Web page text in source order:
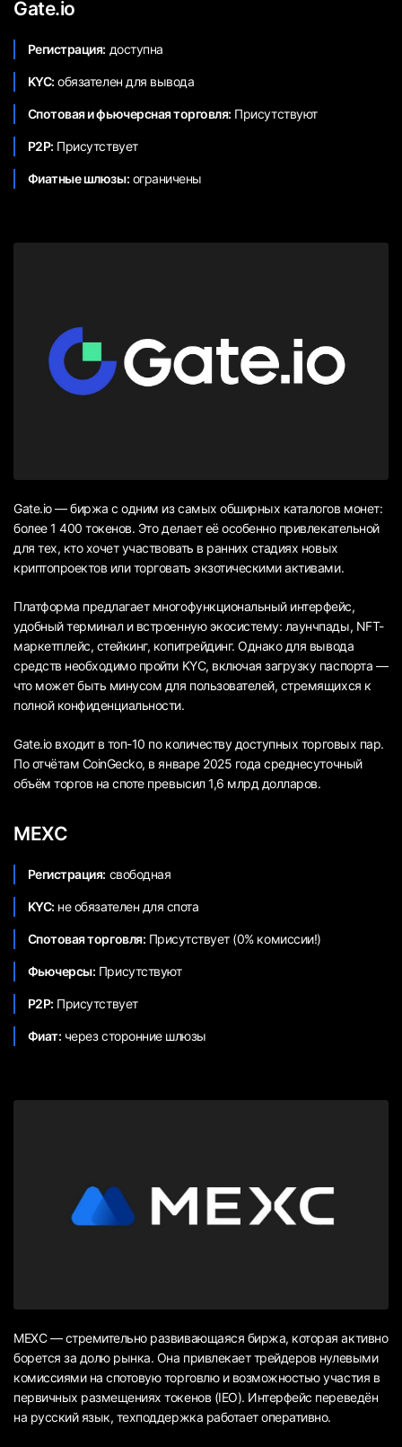
Gate.io
Регистрация: доступна
KYC: обязателен для вывода
Спотовая и фьючерсная торговля: Присутствуют
P2P: Присутствует
Фиатные шлюзы: ограничены
Gate.io — биржа с одним из самых обширных каталогов монет:
более 1 400 токенов. Это делает её особенно привлекательной
для тех, кто хочет участвовать в ранних стадиях новых
криптопроектов или торговать экзотическими активами.
Платформа предлагает многофункциональный интерфейс,
удобный терминал и встроенную экосистему: лаунчпады, NFT-
маркетплейс, стейкинг, копитрейдинг. Однако для вывода
средств необходимо пройти KYC, включая загрузку паспорта —
что может быть минусом для пользователей, стремящихся к
полной конфиденциальности.
Gate.io входит в топ-10 по количеству доступных торговых пар.
По отчётам CoinGecko, в январе 2025 года среднесуточный
объём торгов на споте превысил 1,6 млрд долларов.
MEXC
Регистрация: свободная
KYC: не обязателен для спота
Спотовая торговля: Присутствует (0% комиссии!)
Фьючерсы: Присутствуют
P2P: Присутствует
Фиат: через сторонние шлюзы
MEXC — стремительно развивающаяся биржа, которая активно
борется за долю рынка. Она привлекает трейдеров нулевыми
комиссиями на спотовую торговлю и возможностью участия в
первичных размещениях токенов (IEO). Интерфейс переведён
на русский язык, техподдержка работает оперативно.